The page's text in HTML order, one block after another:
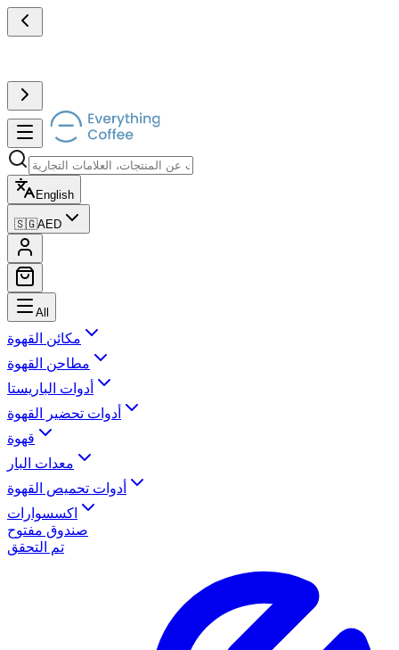
English
🇸🇬AED
All
مكائن القهوة
مطاحن القهوة
أدوات الباريستا
أدوات تحضير القهوة
قهوة
معدات البار
أدوات تحميص القهوة
اكسسوارات
صندوق مفتوح
تم التحقق